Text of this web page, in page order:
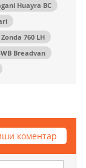
Huayra BC
760 LH
Breadvan
коментар